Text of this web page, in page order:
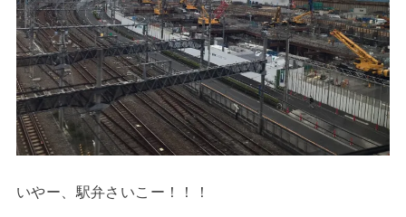
いやー、駅弁さいこー！！！